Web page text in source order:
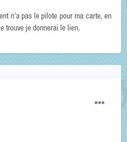
n'a pas le pilote pour ma carte, en
trouve je donnerai le lien.